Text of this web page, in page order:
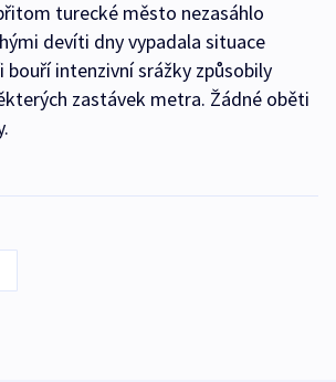
turecké město nezasáhlo
devíti dny vypadala situace
bouří intenzivní srážky způsobily
zastávek metra. Žádné oběti